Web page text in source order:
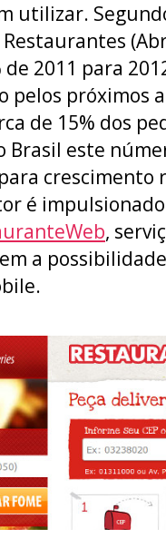
utilizar.
2011 para
pelos próximos
de 15% dos
este
crescimento
é
,
a